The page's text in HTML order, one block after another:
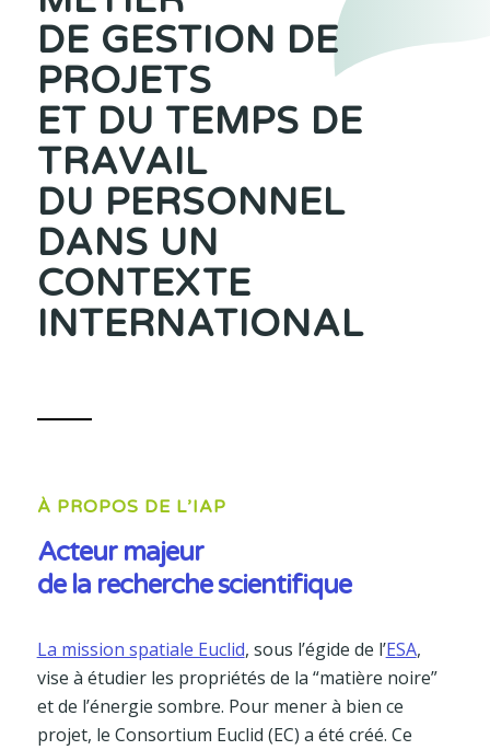
DE GESTION DE
PROJETS
ET DU TEMPS DE
TRAVAIL
DU PERSONNEL
DANS UN
CONTEXTE
INTERNATIONAL
À PROPOS DE L’IAP
Acteur majeur
de la recherche scientifique
La mission spatiale Euclid, sous l’égide de l’ESA,
vise à étudier les propriétés de la “matière noire”
et de l’énergie sombre. Pour mener à bien ce
projet, le Consortium Euclid (EC) a été créé. Ce